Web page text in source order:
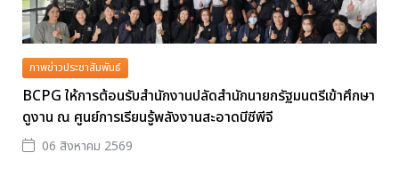
ภาพข่าวประชาสัมพันธ์
BCPG ให้การต้อนรับสำนักงานปลัดสำนักนายกรัฐมนตรีเข้าศึกษา
ดูงาน ณ ศูนย์การเรียนรู้พลังงานสะอาดบีซีพีจี
06 สิงหาคม 2569